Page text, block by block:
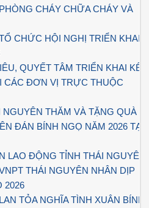
CHÁY CHỮA CHÁY VÀ
CHỨC HỘI NGHỊ TRIỂN KHAI
QUYẾT TÂM TRIỂN KHAI KẾ
CÁC ĐƠN VỊ TRỰC THUỘC
THĂM VÀ TẶNG QUÀ
ĐÁN BÍNH NGỌ NĂM 2026 TẠI
LAO ĐỘNG TỈNH THÁI NGUYÊN
THÁI NGUYÊN NHÂN DỊP
2026
TỎA NGHĨA TÌNH XUÂN BÍNH